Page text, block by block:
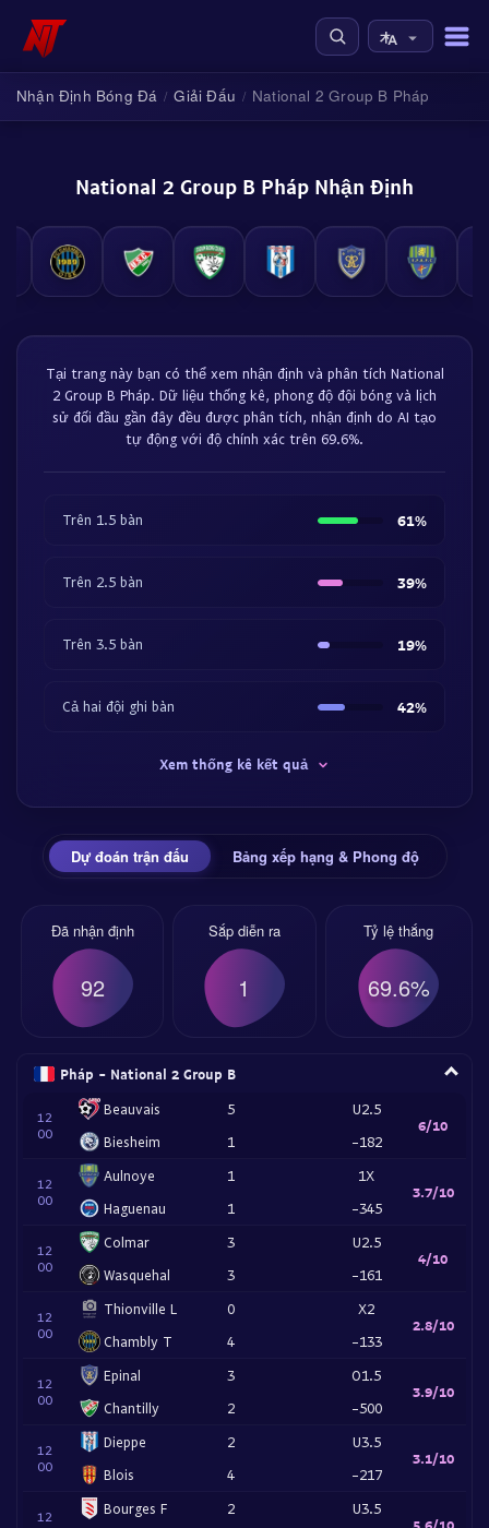
Nhận Định Bóng Đá / Giải Đấu / National 2 Group B Pháp
National 2 Group B Pháp Nhận Định
Tại trang này bạn có thể xem nhận định và phân tích National
2 Group B Pháp. Dữ liệu thống kê, phong độ đội bóng và lịch
sử đối đầu gần đây đều được phân tích, nhận định do AI tạo
tự động với độ chính xác trên 69.6%.
Trên 1.5 bàn 61%
Trên 2.5 bàn 39%
Trên 3.5 bàn 19%
Cả hai đội ghi bàn 42%
Xem thống kê kết quả
Dự đoán trận đấu Bảng xếp hạng & Phong độ
Đã nhận định
92
Sắp diễn ra
1
Tỷ lệ thắng
69.6%
Pháp - National 2 Group B
12
00
Beauvais
Biesheim
5
1
U2.5
-182
6/10
12
00
Aulnoye
Haguenau
1
1
1X
-345
3.7/10
12
00
Colmar
Wasquehal
3
3
U2.5
-161
4/10
12
00
Thionville L
Chambly T
0
4
X2
-133
2.8/10
12
00
Epinal
Chantilly
3
2
O1.5
-500
3.9/10
12
00
Dieppe
Blois
2
4
U3.5
-217
3.1/10
12
Bourges F
2
U3.5
5.6/10